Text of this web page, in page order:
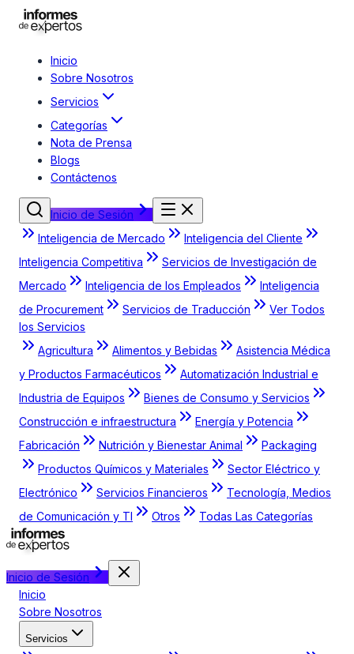
Inicio
Sobre Nosotros
Servicios
Categorías
Nota de Prensa
Blogs
Contáctenos
Inicio de Sesión
Inteligencia de Mercado
Inteligencia del Cliente
Inteligencia Competitiva
Servicios de Investigación de
Mercado
Inteligencia de los Empleados
Inteligencia
de Procurement
Servicios de Traducción
Ver Todos
los Servicios
Agricultura
Alimentos y Bebidas
Asistencia Médica
y Productos Farmacéuticos
Automatización Industrial e
Industria de Equipos
Bienes de Consumo y Servicios
Construcción e infraestructura
Energía y Potencia
Fabricación
Nutrición y Bienestar Animal
Packaging
Productos Químicos y Materiales
Sector Eléctrico y
Electrónico
Servicios Financieros
Tecnología, Medios
de Comunicación y TI
Otros Todas Las Categorías
Inicio de Sesión
Inicio
Sobre Nosotros
Servicios